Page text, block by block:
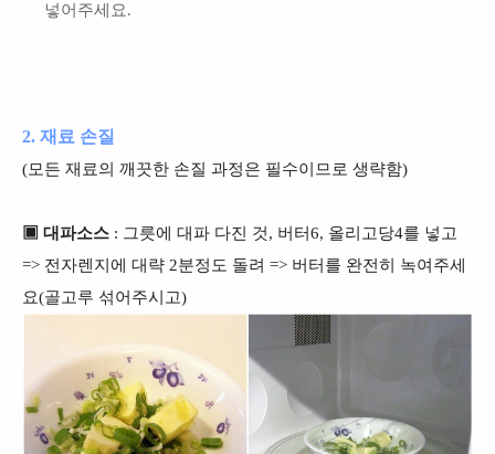
넣어주세요.
2. 재료 손질
(모든 재료의 깨끗한 손질 과정은 필수이므로 생략함)
▣ 대파소스 : 그릇에 대파 다진 것, 버터6, 올리고당4를 넣고
=> 전자렌지에 대략 2분정도 돌려 => 버터를 완전히 녹여주세
요(골고루 섞어주시고)